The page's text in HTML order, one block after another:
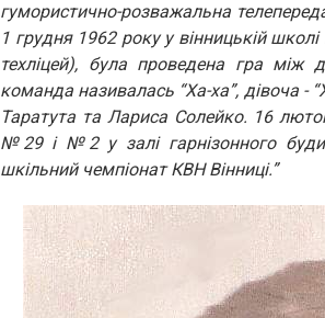
гумористично-розважальна
1 грудня 1962 року у вінницькій
техліцей), була проведена гра між
команда називалась “Ха-ха”, дівоча -
Таратута та Лариса Солейко. 16
№29 і №2 у залі гарнізонного
шкільний чемпіонат КВН Вінниці.”